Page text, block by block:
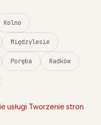
Kolno
Międzylesie
Poręba Radków
usługi Tworzenie stron